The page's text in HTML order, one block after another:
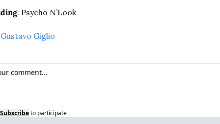
: Psycho N’Look
Gustavo Giglio
Subscribeto participate